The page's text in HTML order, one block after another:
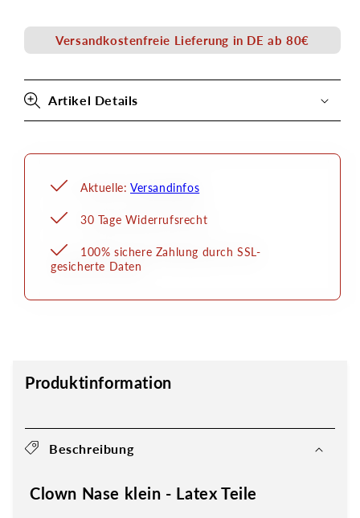
3,5cm
Latex
Applikation
3,5cm
Latex
Applikation
Versandkostenfreie Lieferung in DE ab 80€
Artikel Details
Aktuelle: Versandinfos
30 Tage Widerrufsrecht
100% sichere Zahlung durch SSL-
gesicherte Daten
Produktinformation
Beschreibung
Clown Nase klein - Latex Teile